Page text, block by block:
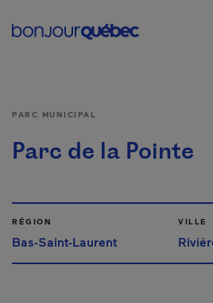
Main
PARC MUNICIPAL
Parc de la Pointe
RÉGION
Bas-Saint-Laurent
VILLE